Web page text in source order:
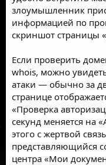
злоумышленник
информацией по
скриншот страницы
Если проверить
whois, можно
атаки — обычно за
странице
«Проверка
секунд меняется на
этого с жертвой
представляющийся
центра «Мои